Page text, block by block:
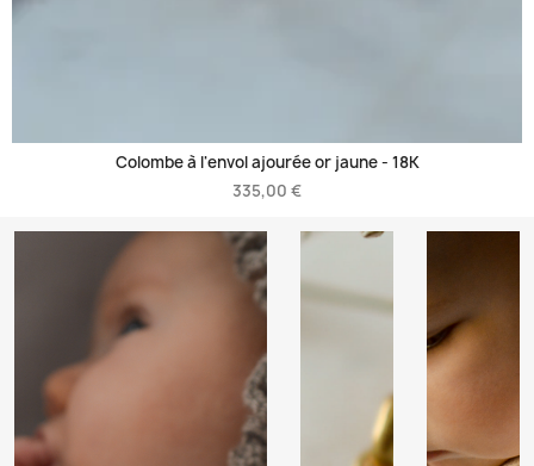
Colombe à l'envol ajourée or jaune - 18K
335,00 €